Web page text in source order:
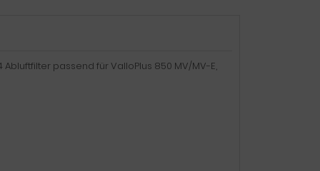
passend für ValloPlus 850 MV/MV-E,